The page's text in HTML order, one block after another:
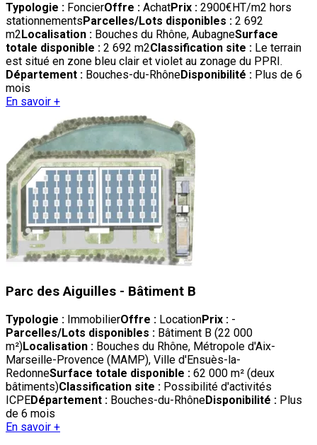
Typologie : FoncierOffre : AchatPrix : 2900€HT/m2 hors
stationnements Parcelles/Lots disponibles : 2 692
m2 Localisation : Bouches du Rhône, AubagneSurface
totale disponible : 2 692 m2Classification site : Le terrain
est situé en zone bleu clair et violet au zonage du PPRI.
Département : Bouches-du-RhôneDisponibilité : Plus de 6
mois
En savoir +
Parc des Aiguilles - Bâtiment B
Typologie : ImmobilierOffre : LocationPrix : -
Parcelles/Lots disponibles : Bâtiment B (22 000
m²)Localisation : Bouches du Rhône, Métropole d'Aix-
Marseille-Provence (MAMP), Ville d'Ensuès-la-
RedonneSurface totale disponible : 62 000 m² (deux
bâtiments)Classification site : Possibilité d'activités
ICPEDépartement : Bouches-du-RhôneDisponibilité : Plus
de 6 mois
En savoir +